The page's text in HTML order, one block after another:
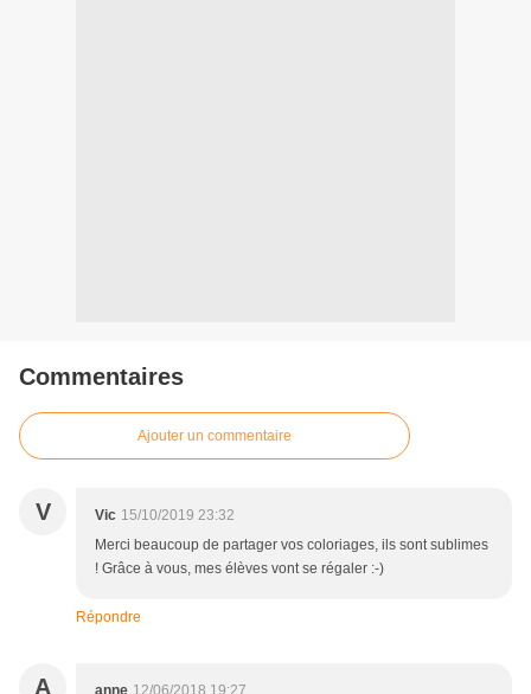
Commentaires
Ajouter un commentaire
V Vic 15/10/2019 23:32
Merci beaucoup de partager vos coloriages, ils sont sublimes
! Grâce à vous, mes élèves vont se régaler :-)
Répondre
A anne 12/06/2018 19:27